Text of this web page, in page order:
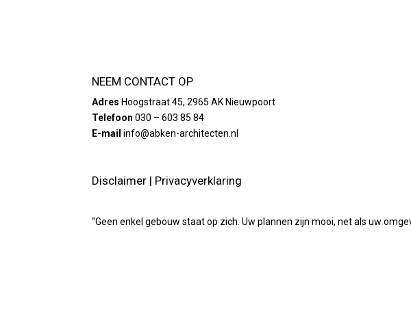
NEEM CONTACT OP
Adres Hoogstraat 45, 2965 AK Nieuwpoort
Telefoon 030 – 603 85 84
E-mail info@abken-architecten.nl
Disclaimer | Privacyverklaring
“Geen enkel gebouw staat op zich. Uw plannen zijn mooi, net als uw